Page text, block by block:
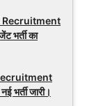
Recruitment
भर्ती का
भर्ती जारी।